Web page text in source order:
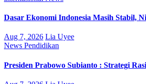
Dasar Ekonomi Indonesia Masih Stabil,
Aug 7, 2026 Lia Uyee
News Pendidikan
Presiden Prabowo Subianto : Strategi